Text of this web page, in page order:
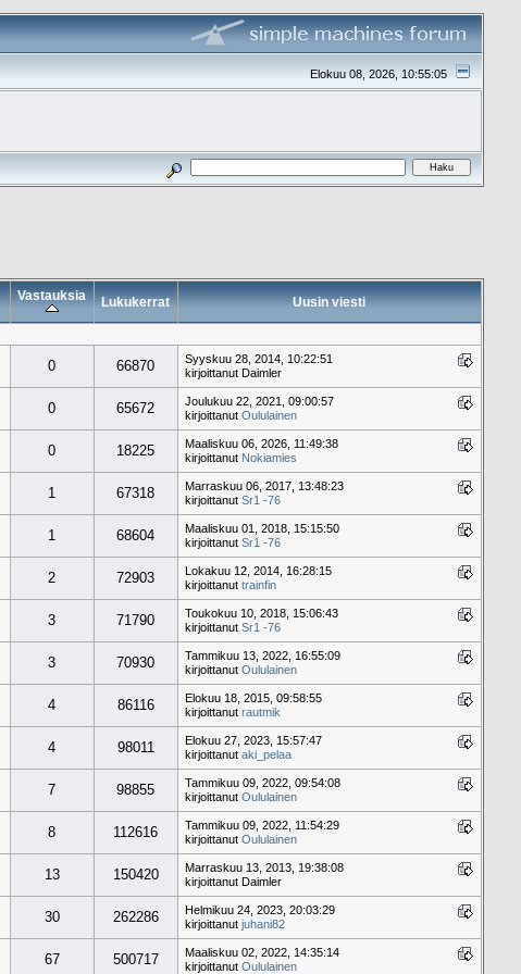
Elokuu 08, 2026, 10:55:05
Vastauksia Lukukerrat Uusin viesti
0 66870
Syyskuu 28, 2014, 10:22:51
kirjoittanut Daimler
0 65672
Joulukuu 22, 2021, 09:00:57
kirjoittanutOululainen
0 18225
Maaliskuu 06, 2026, 11:49:38
kirjoittanut Nokiamies
1 67318
Marraskuu 06, 2017, 13:48:23
kirjoittanutSr1 -76
1 68604
Maaliskuu 01, 2018, 15:15:50
kirjoittanutSr1 -76
2 72903
Lokakuu 12, 2014, 16:28:15
kirjoittanuttrainfin
3 71790
Toukokuu 10, 2018, 15:06:43
kirjoittanutSr1 -76
3 70930
Tammikuu 13, 2022, 16:55:09
kirjoittanutOululainen
4 86116
Elokuu 18, 2015, 09:58:55
kirjoittanutrautmik
4 98011
Elokuu 27, 2023, 15:57:47
kirjoittanutaki_pelaa
7 98855
Tammikuu 09, 2022, 09:54:08
kirjoittanutOululainen
8 112616
Tammikuu 09, 2022, 11:54:29
kirjoittanutOululainen
13 150420
Marraskuu 13, 2013, 19:38:08
kirjoittanut Daimler
30 262286
Helmikuu 24, 2023, 20:03:29
kirjoittanutjuhani82
67 500717
Maaliskuu 02, 2022, 14:35:14
kirjoittanutOululainen